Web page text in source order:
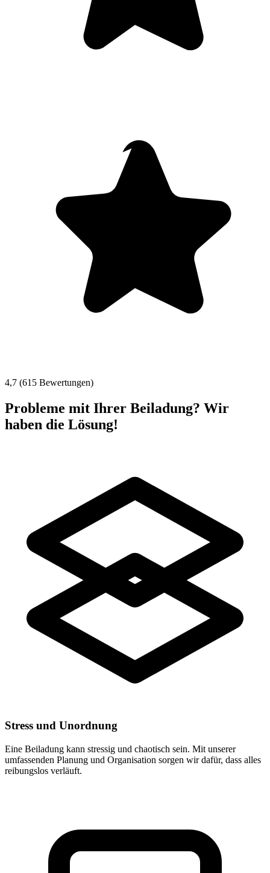
4,7 (615 Bewertungen)
Probleme mit Ihrer Beiladung? Wir
haben die Lösung!
Stress und Unordnung
Eine Beiladung kann stressig und chaotisch sein. Mit unserer
umfassenden Planung und Organisation sorgen wir dafür, dass alles
reibungslos verläuft.